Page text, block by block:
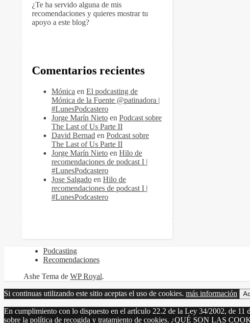
¿Te ha servido alguna de mis
recomendaciones y quieres mostrar tu
apoyo a este blog?
Comentarios recientes
Mónica en El podcasting de
Mónica de la Fuente @patinadora |
#LunesPodcastero
Jorge Marín Nieto en Podcast sobre
The Last of Us Parte II
David Bernad en Podcast sobre
The Last of Us Parte II
Jorge Marín Nieto en Hilo de
recomendaciones de podcast I |
#LunesPodcastero
Jose Salgado en Hilo de
recomendaciones de podcast I |
#LunesPodcastero
Podcasting
Recomendaciones
Ashe Tema de WP Royal.
Si continuas utilizando este sitio aceptas el uso de cookies. más información
En cumplimiento con lo dispuesto en el artículo 22.2 de la Ley 34/2002, de
sobre la política de recogida y tratamiento de cookies. ¿QUÉ SON LAS